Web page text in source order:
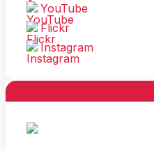
YouTube
Flickr
Instagram